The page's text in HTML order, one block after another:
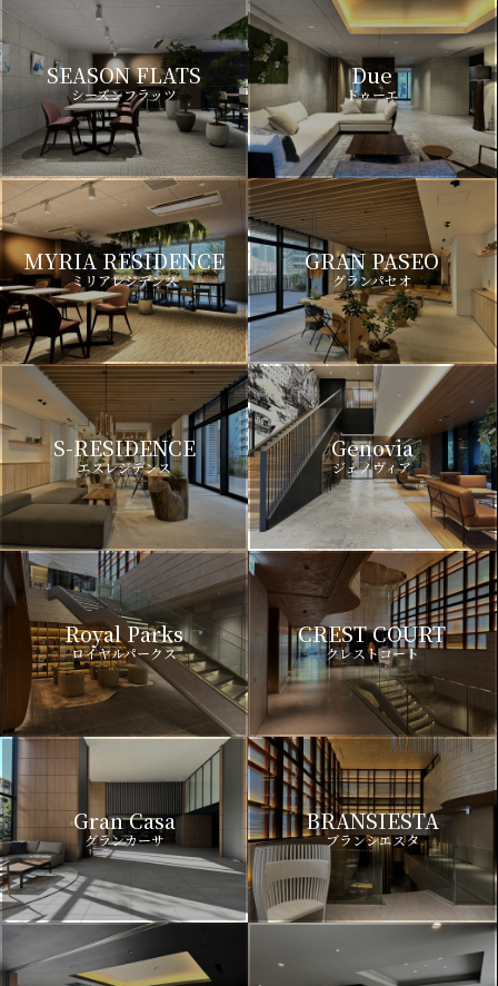
SEASON FLATS
シーズンフラッツ
Due
ドゥーエ
MYRIA RESIDENCE
ミリアレジデンス
GRAN PASEO
グランパセオ
S-RESIDENCE
エスレジデンス
Genovia
ジェノヴィア
Royal Parks
ロイヤルパークス
CREST COURT
クレストコート
Gran Casa
グランカーサ
BRANSIESTA
ブランシエスタ